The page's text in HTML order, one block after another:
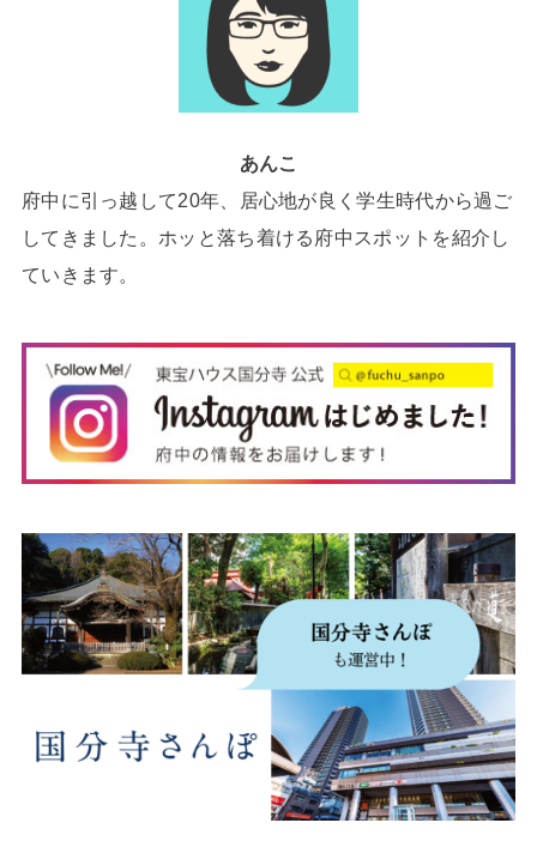
あんこ
府中に引っ越して20年、居心地が良く学生時代から過ご
してきました。ホッと落ち着ける府中スポットを紹介し
ていきます。